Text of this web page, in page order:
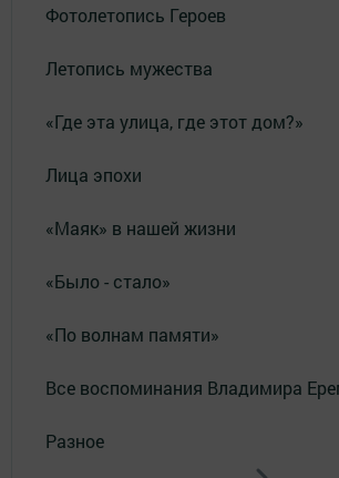
Фотолетопись Героев
Летопись мужества
«Где эта улица, где этот дом?»
Лица эпохи
«Маяк» в нашей жизни
«Было - стало»
«По волнам памяти»
Все воспоминания Владимира
Разное